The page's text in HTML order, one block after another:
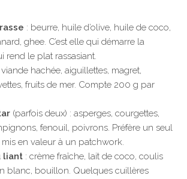
: beurre, huile d’olive, huile de coco,
ghee. C’est elle qui démarre la
rend le plat rassasiant.
viande hachée, aiguillettes, magret,
fruits de mer. Compte 200 g par
(parfois deux) : asperges, courgettes,
fenouil, poivrons. Préfère un seul
en valeur à un patchwork.
liant : crème fraîche, lait de coco, coulis
blanc, bouillon. Quelques cuillères